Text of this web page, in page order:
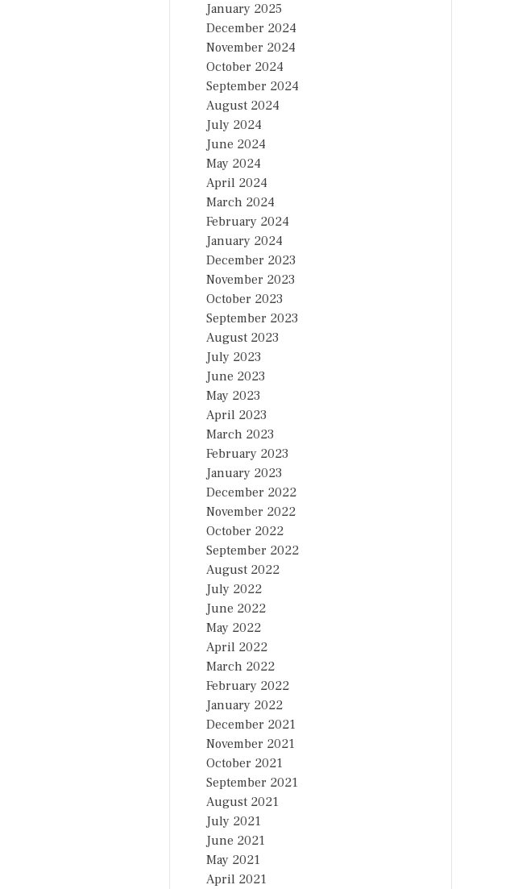
January 2025
December 2024
November 2024
October 2024
September 2024
August 2024
July 2024
June 2024
May 2024
April 2024
March 2024
February 2024
January 2024
December 2023
November 2023
October 2023
September 2023
August 2023
July 2023
June 2023
May 2023
April 2023
March 2023
February 2023
January 2023
December 2022
November 2022
October 2022
September 2022
August 2022
July 2022
June 2022
May 2022
April 2022
March 2022
February 2022
January 2022
December 2021
November 2021
October 2021
September 2021
August 2021
July 2021
June 2021
May 2021
April 2021